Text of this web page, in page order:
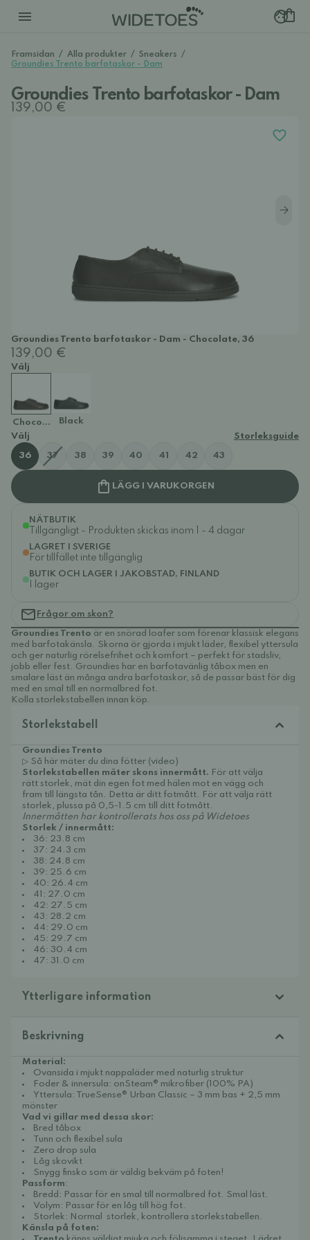
Framsidan / Alla produkter / Sneakers /
Groundies Trento barfotaskor - Dam
Groundies Trento barfotaskor - Dam
139,00 €
Groundies Trento barfotaskor - Dam - Chocolate, 36
139,00 €
Välj
ChocolateBlack
Välj
Storleksguide
36 37 38 39 40 41 42 43
LÄGG I VARUKORGEN
NÄTBUTIK
Tillgängligt - Produkten skickas inom 1 - 4 dagar
LAGRET I SVERIGE
För tillfället inte tillgänglig
BUTIK OCH LAGER I JAKOBSTAD, FINLAND
I lager
Frågor om skon?
Groundies Trento är en snörad loafer som förenar klassisk elegans
med barfotakänsla. Skorna ör gjorda i mjukt läder, flexibel yttersula
och ger naturlig rörelsefrihet och komfort – perfekt för stadsliv,
jobb eller fest. Groundies har en barfotavänlig tåbox men en
smalare läst än många andra barfotaskor, så de passar bäst för dig
med en smal till en normalbred fot.
Kolla storlekstabellen innan köp.
Storlekstabell
Groundies Trento
▷ Så här mäter du dina fötter (video)
Storlekstabellen mäter skons innermått. För att välja
rätt storlek, mät din egen fot med hälen mot en vägg och
fram till längsta tån. Detta är ditt fotmått. För att välja rätt
storlek, plussa på 0,5-1.5 cm till ditt fotmått.
Innermåtten har kontrollerats hos oss på Widetoes
Storlek / innermått:
36: 23.8 cm
37: 24.3 cm
38: 24.8 cm
39: 25.6 cm
40: 26.4 cm
41: 27.0 cm
42: 27.5 cm
43: 28.2 cm
44: 29.0 cm
45: 29.7 cm
46: 30.4 cm
47: 31.0 cm
Ytterligare information
Beskrivning
Material:
Ovansida i mjukt nappaläder med naturlig struktur
Foder & innersula: onSteam® mikrofiber (100% PA)
Yttersula: TrueSense® Urban Classic – 3 mm bas + 2,5 mm
mönster
Vad vi gillar med dessa skor:
Bred tåbox
Tunn och flexibel sula
Zero drop sula
Låg skovikt
Snygg finsko som är väldig bekväm på foten!
Passform:
Bredd: Passar för en smal till normalbred fot. Smal läst.
Volym: Passar för en låg till hög fot.
Storlek: Normal storlek, kontrollera storlekstabellen.
Känsla på foten: